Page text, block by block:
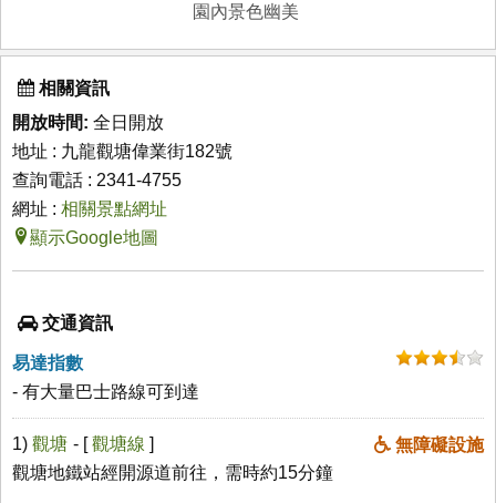
園內景色幽美
相關資訊
開放時間​: 全日開放
地址 : 九龍觀塘偉業街182號
查詢電話 : 2341-4755
網址 : 相關景點網址
顯示Google地圖
交通資訊
易達指數
- 有大量巴士路線可到達
1) 觀塘 無障礙設施
- [觀塘線 ]
觀塘地鐵站經開源道前往，需時約15分鐘